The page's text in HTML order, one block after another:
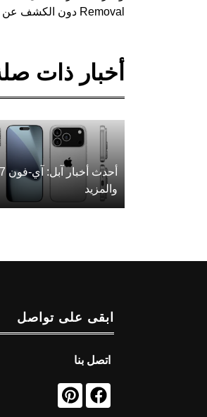
Removal دون الكشف عن تفاصيل حولهما.
أخبار ذات
أحدث
والمزيد
ابقى على تواصل
اتصل بنا